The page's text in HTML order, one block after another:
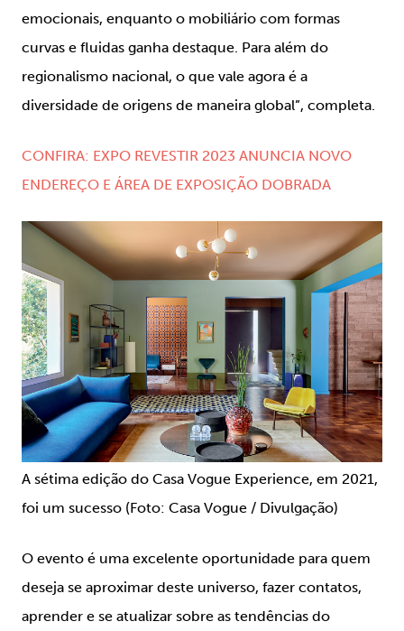
emocionais, enquanto o mobiliário com formas
curvas e fluidas ganha destaque. Para além do
regionalismo nacional, o que vale agora é a
diversidade de origens de maneira global”, completa.
CONFIRA: EXPO REVESTIR 2023 ANUNCIA NOVO
ENDEREÇO E ÁREA DE EXPOSIÇÃO DOBRADA
A sétima edição do Casa Vogue Experience, em 2021,
foi um sucesso (Foto: Casa Vogue / Divulgação)
O evento é uma excelente oportunidade para quem
deseja se aproximar deste universo, fazer contatos,
aprender e se atualizar sobre as tendências do